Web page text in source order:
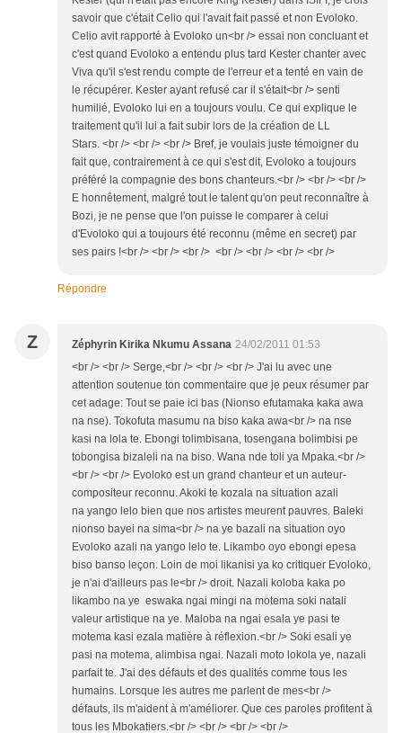
savoir que c'était Celio qui l'avait fait passé et non Evoloko.
Celio avit rapporté à Evoloko un<br /> essai non concluant et
c'est quand Evoloko a entendu plus tard Kester chanter avec
Viva qu'il s'est rendu compte de l'erreur et a tenté en vain de
le récupérer. Kester ayant refusé car il s'était<br /> senti
humilié, Evoloko lui en a toujours voulu. Ce qui explique le
traitement qu'il lui a fait subir lors de la création de LL
Stars. <br /> <br /> <br /> Bref, je voulais juste témoigner du
fait que, contrairement à ce qui s'est dit, Evoloko a toujours
préféré la compagnie des bons chanteurs.<br /> <br /> <br />
E honnêtement, malgré tout le talent qu'on peut reconnaître à
Bozi, je ne pense que l'on puisse le comparer à celui
d'Evoloko qui a toujours été reconnu (même en secret) par
ses pairs !<br /> <br /> <br /> <br /> <br /> <br /> <br />
Répondre
Z Zéphyrin Kirika Nkumu Assana 24/02/2011 01:53
<br /> <br /> Serge,<br /> <br /> <br /> J'ai lu avec une
attention soutenue ton commentaire que je peux résumer par
cet adage: Tout se paie ici bas (Nionso efutamaka kaka awa
na nse). Tokofuta masumu na biso kaka awa<br /> na nse
kasi na lola te. Ebongi tolimbisana, tosengana bolimbisi pe
tobongisa bizaleli na na biso. Wana nde toli ya Mpaka.<br />
<br /> <br /> Evoloko est un grand chanteur et un auteur-
compositeur reconnu. Akoki te kozala na situation azali
na yango lelo bien que nos artistes meurent pauvres. Baleki
nionso bayei na sima<br /> na ye bazali na situation oyo
Evoloko azali na yango lelo te. Likambo oyo ebongi epesa
biso banso leçon. Loin de moi likanisi ya ko critiquer Evoloko,
je n'ai d'ailleurs pas le<br /> droit. Nazali koloba kaka po
likambo na ye eswaka ngai mingi na motema soki natali
valeur artistique na ye. Maloba na ngai esala ye pasi te
motema kasi ezala matière à réflexion.<br /> Soki esali ye
pasi na motema, alimbisa ngai. Nazali moto lokola ye, nazali
parfait te. J'ai des défauts et des qualités comme tous les
humains. Lorsque les autres me parlent de mes<br />
défauts, ils m'aident à m'améliorer. Que ces paroles profitent à
tous les Mbokatiers.<br /> <br /> <br /> <br />